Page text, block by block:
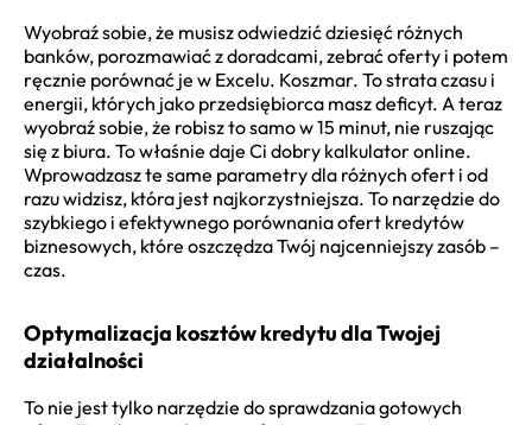
Wyobraź sobie, że musisz odwiedzić dziesięć różnych
banków, porozmawiać z doradcami, zebrać oferty i potem
ręcznie porównać je w Excelu. Koszmar. To strata czasu i
energii, których jako przedsiębiorca masz deficyt. A teraz
wyobraź sobie, że robisz to samo w 15 minut, nie ruszając
się z biura. To właśnie daje Ci dobry kalkulator online.
Wprowadzasz te same parametry dla różnych ofert i od
razu widzisz, która jest najkorzystniejsza. To narzędzie do
szybkiego i efektywnego porównania ofert kredytów
biznesowych, które oszczędza Twój najcenniejszy zasób –
czas.
Optymalizacja kosztów kredytu dla Twojej
działalności
To nie jest tylko narzędzie do sprawdzania gotowych